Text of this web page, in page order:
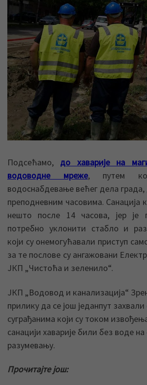
Подсећамо, до хаварије на
водоводне мреже, путем
водоснабдевање већег дела
преподневним часовима. Санација
нешто после 14 часова, јер је
потребно уклонити стабло и
који су онемогућавали приступ
за те послове су ангажовани
ЈКП „Чистоћа и зеленило“.
ЈКП „Водовод и канализација“
прилику да се још једанпут
суграђанима који су током
санацији хаварије били без воде
разумевању.
Прочитајте још: